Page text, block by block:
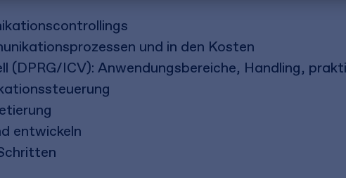
und in den Kosten
(DPRG/ICV): Anwendungsbereiche, Handling,
entwickeln